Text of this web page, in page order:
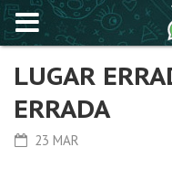
LUGAR
ERRADA
23 MAR